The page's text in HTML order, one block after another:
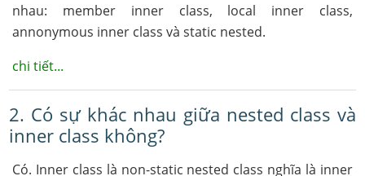
nhau: member inner class, local inner class,
annonymous inner class và static nested.
chi tiết...
2. Có sự khác nhau giữa nested class và
inner class không?
Có. Inner class là non-static nested class nghĩa là inner